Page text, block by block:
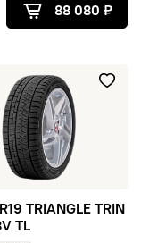
88 080 ₽
94T TL
TRIANGLE TRIN
TRIANGLE TRIN
TL